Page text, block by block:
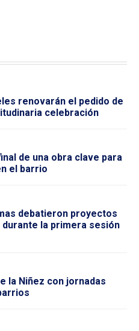
renovarán el pedido de
celebración
de una obra clave para
el barrio
debatieron proyectos
la primera sesión
la Niñez con jornadas